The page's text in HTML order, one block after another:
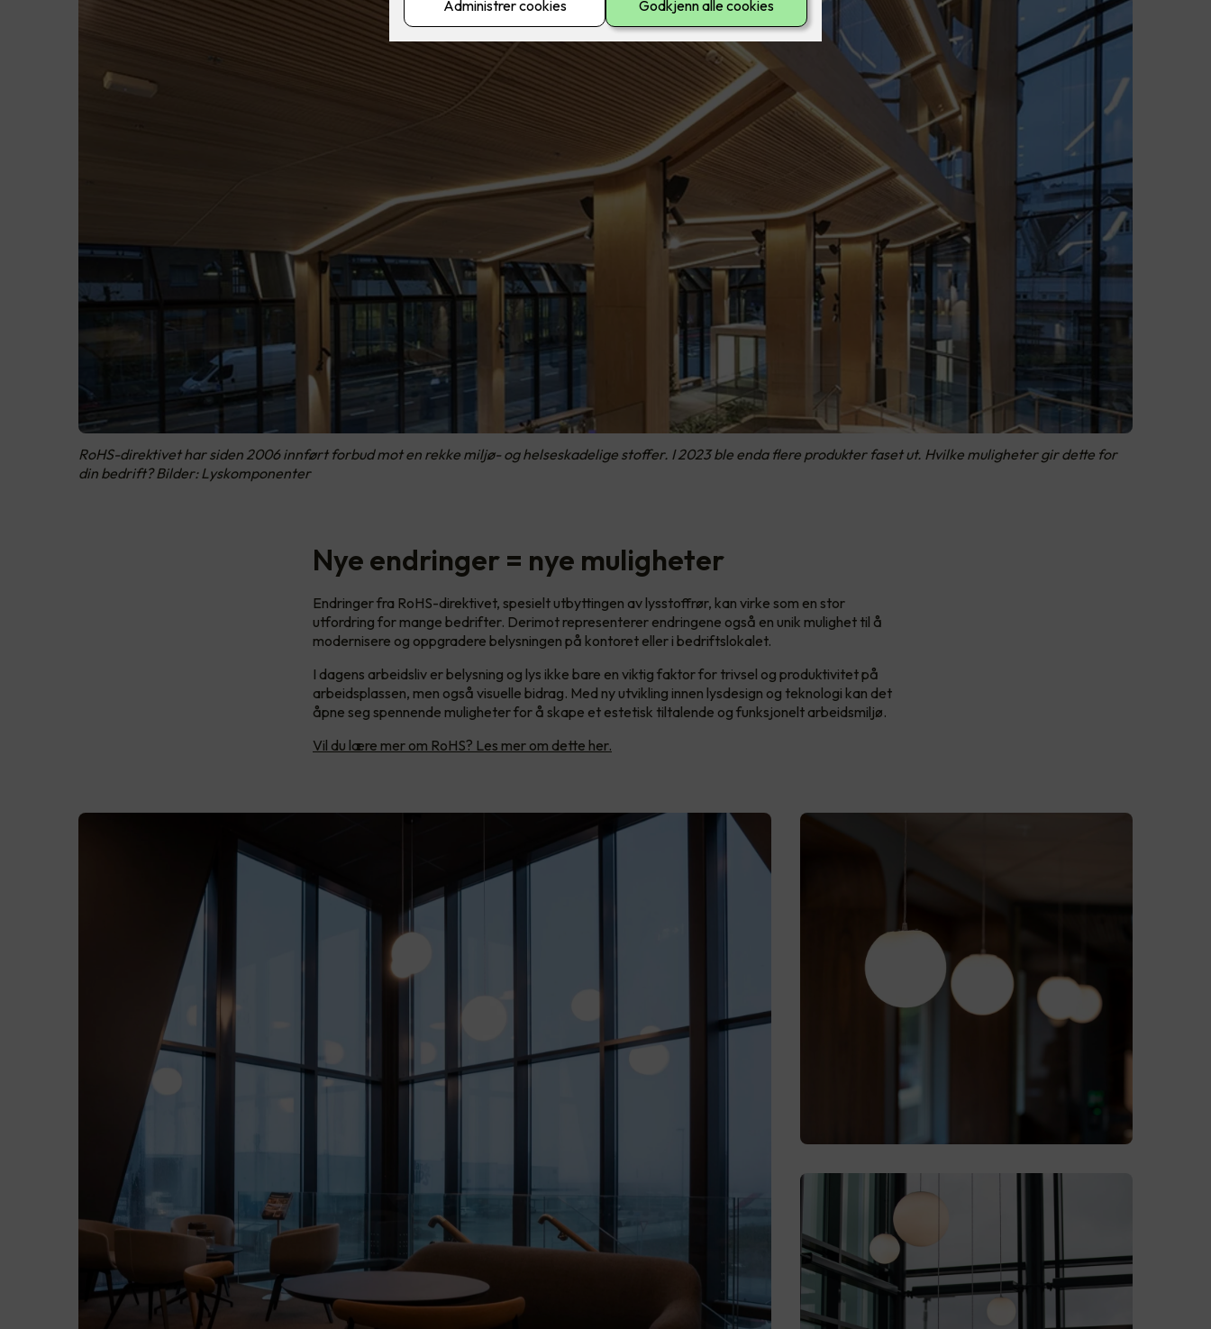
RoHS-direktivet har siden 2006 innført forbud mot en rekke miljø- og helseskadelige stoffer. I 2023 ble enda flere produkter faset ut. Hvilke muligheter gir dette for
din bedrift? Bilder: Lyskomponenter
Nye endringer = nye muligheter
Endringer fra RoHS-direktivet, spesielt utbyttingen av lysstoffrør, kan virke som en stor
utfordring for mange bedrifter. Derimot representerer endringene også en unik mulighet til å
modernisere og oppgradere belysningen på kontoret eller i bedriftslokalet.
I dagens arbeidsliv er belysning og lys ikke bare en viktig faktor for trivsel og produktivitet på
arbeidsplassen, men også visuelle bidrag. Med ny utvikling innen lysdesign og teknologi kan det
åpne seg spennende muligheter for å skape et estetisk tiltalende og funksjonelt arbeidsmiljø.
Vil du lære mer om RoHS? Les mer om dette her.